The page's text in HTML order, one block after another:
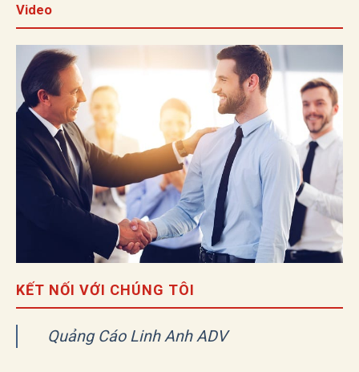
Video
KẾT NỐI VỚI CHÚNG TÔI
Quảng Cáo Linh Anh ADV